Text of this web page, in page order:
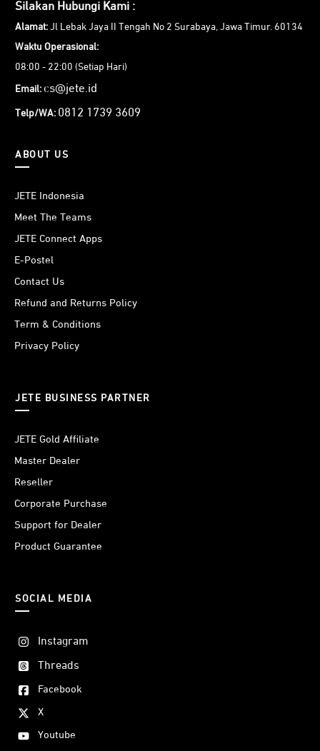
Silakan Hubungi Kami :
Alamat: Jl Lebak Jaya II Tengah No 2 Surabaya, Jawa Timur. 60134
Waktu Operasional:
08:00 - 22:00 (Setiap Hari)
Email: cs@jete.id
Telp/WA: 0812 1739 3609
ABOUT US
JETE Indonesia
Meet The Teams
JETE Connect Apps
E-Postel
Contact Us
Refund and Returns Policy
Term & Conditions
Privacy Policy
JETE BUSINESS PARTNER
JETE Gold Affiliate
Master Dealer
Reseller
Corporate Purchase
Support for Dealer
Product Guarantee
SOCIAL MEDIA
Instagram
Threads
Facebook
X
Youtube